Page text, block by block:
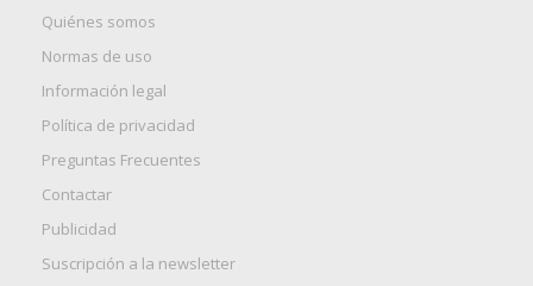
Quiénes somos
Normas de uso
Información legal
Política de privacidad
Preguntas Frecuentes
Contactar
Publicidad
Suscripción a la newsletter